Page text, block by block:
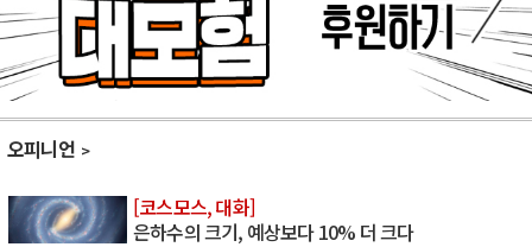
오피니언
[코스모스, 대화]
은하수의 크기, 예상보다 10% 더 크다